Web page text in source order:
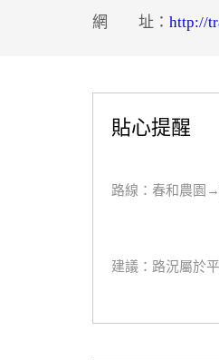
網 址： http://
貼心提醒
路線：春和農園
建議：路況屬於